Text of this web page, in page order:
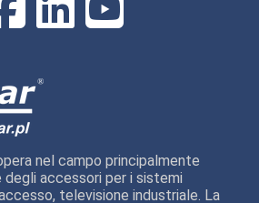
nel campo principalmente
accessori per i sistemi
televisione industriale. La